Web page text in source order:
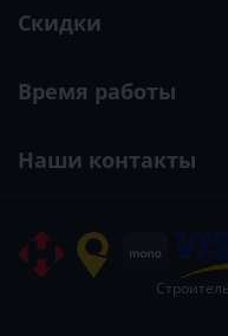
Скидки
Время работы
Наши контакты